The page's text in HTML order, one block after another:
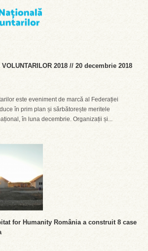
2018 // 20 decembrie 2018
este eveniment de marcă al Federației
în prim plan și sărbătorește meritele
în luna decembrie. Organizații și...
for Humanity România a construit 8 case